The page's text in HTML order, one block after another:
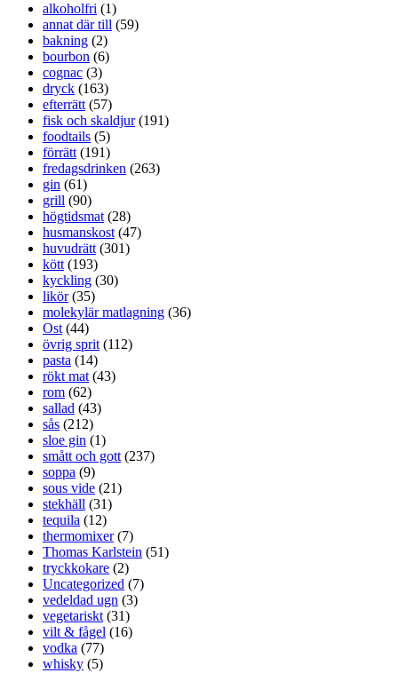
alkoholfri (1)
annat där till (59)
bakning (2)
bourbon (6)
cognac (3)
dryck (163)
efterrätt (57)
fisk och skaldjur(191)
foodtails (5)
förrätt (191)
fredagsdrinken (263)
gin (61)
grill (90)
högtidsmat (28)
husmanskost (47)
huvudrätt (301)
kött (193)
kyckling (30)
likör(35)
molekylär matlagning (36)
Ost (44)
övrig sprit (112)
pasta (14)
rökt mat (43)
rom (62)
sallad (43)
sås (212)
sloe gin (1)
smått och gott (237)
soppa (9)
sous vide (21)
stekhäll (31)
tequila (12)
thermomixer(7)
Thomas Karlstein (51)
tryckkokare (2)
Uncategorized (7)
vedeldad ugn (3)
vegetariskt (31)
vilt & fågel (16)
vodka (77)
whisky (5)